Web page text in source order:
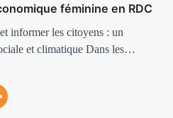
féminine en RDC
informer les citoyens : un
et climatique Dans les…